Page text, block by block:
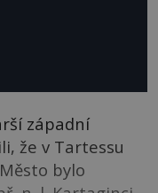
západní
že v Tartessu
bylo